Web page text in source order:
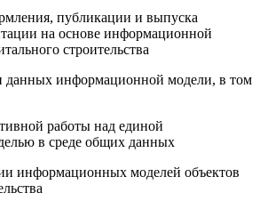
публикации и выпуска
на основе информационной
строительства
данных информационной модели, в том
работы над единой
в среде общих данных
информационных моделей объектов